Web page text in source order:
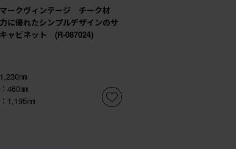
ークヴィンテージ チーク材
に優れたシンプルデザインのサ
ャビネット (R-087024)
㎜
460㎜
1,195㎜